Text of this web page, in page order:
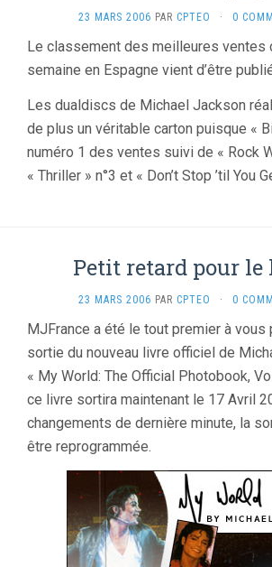
23 MARS 2006 PAR CPTEO · 0
Le classement des meilleures ventes
semaine en Espagne vient d’être
Les dualdiscs de Michael Jackson
de plus un véritable carton puisque «
numéro 1 des ventes suivi de « Rock
« Thriller » n°3 et « Don’t Stop ’til You
Petit retard pour
23 MARS 2006 PAR CPTEO · 0
MJFrance a été le tout premier à vous
sortie du nouveau livre officiel de
« My World: The Official Photobook,
ce livre sortira maintenant le 17 Avril
changements de dernière minute, la
être reprogrammée.